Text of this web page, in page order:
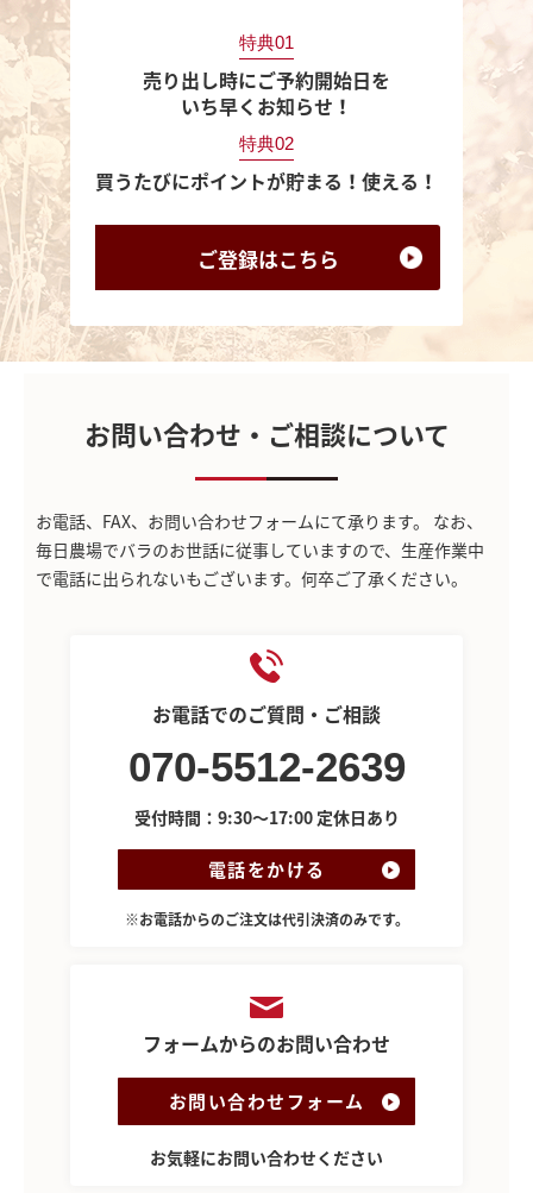
特典01
売り出し時にご予約開始日を
いち早くお知らせ！
特典02
買うたびにポイントが貯まる！使える！
ご登録はこちら
お問い合わせ・ご相談について
お電話、FAX、お問い合わせフォームにて承ります。
なお、
毎日農場でバラのお世話に従事していますので、生産作業中
で電話に出られないもございます。何卒ご了承ください。
お電話でのご質問・ご相談
070-5512-2639
受付時間：9:30～17:00 定休日あり
電話をかける
※お電話からのご注文は代引決済のみです。
フォームからのお問い合わせ
お問い合わせフォーム
お気軽にお問い合わせください